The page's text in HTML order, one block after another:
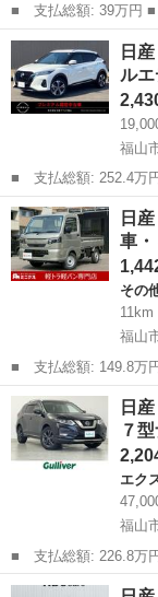
■ 支払総額: 39万円 ■ 車両本体価格： 320,000 円 ■ メーカー
名： 日産 ■ 車種名
Ｌ タイミングベル
ッチ交換済み新品...
広島 福山市 そ
日
ル
福山
■ 支払総額: 252.4万円 ■ 車両本体価格： 2,430,000 円 ■ メーカ
ー名： 日産 ■ 車種
Ｘ ＦＯＵＲ スタイ
ット ナビ...
広島 福山市
日
車
その
11km
福山
■ 支払総額: 149.8万円 ■ 車両本体価格： 1,442,000 円 ■ メーカ
ー名： 日産 ■ 車種
ード名： 未使用車
突軽減ブ...
広島 福山市
日
７
エク
福山
■ 支払総額: 226.8万円 ■ 車両本体価格： 2,204,000 円 ■ メーカ
ー名： 日産 ■ 車種
広島 福山市